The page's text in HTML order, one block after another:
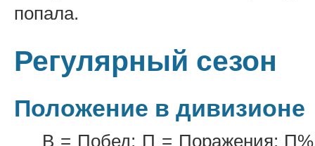
попала.
Регулярный сезон
Положение в дивизионе
В = Побед; П = Поражения;